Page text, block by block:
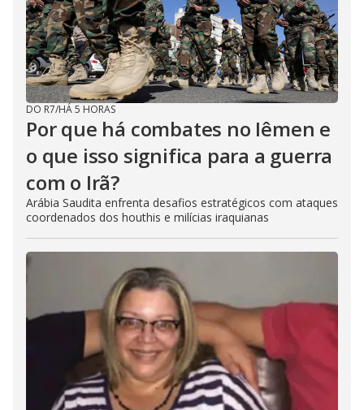
DO R7/HÁ 5 HORAS
Por que há combates no Iêmen e
o que isso significa para a guerra
com o Irã?
Arábia Saudita enfrenta desafios estratégicos com ataques
coordenados dos houthis e milícias iraquianas